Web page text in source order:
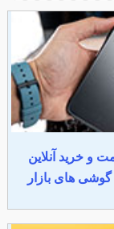
و خرید آنلاین
گوشی های بازار